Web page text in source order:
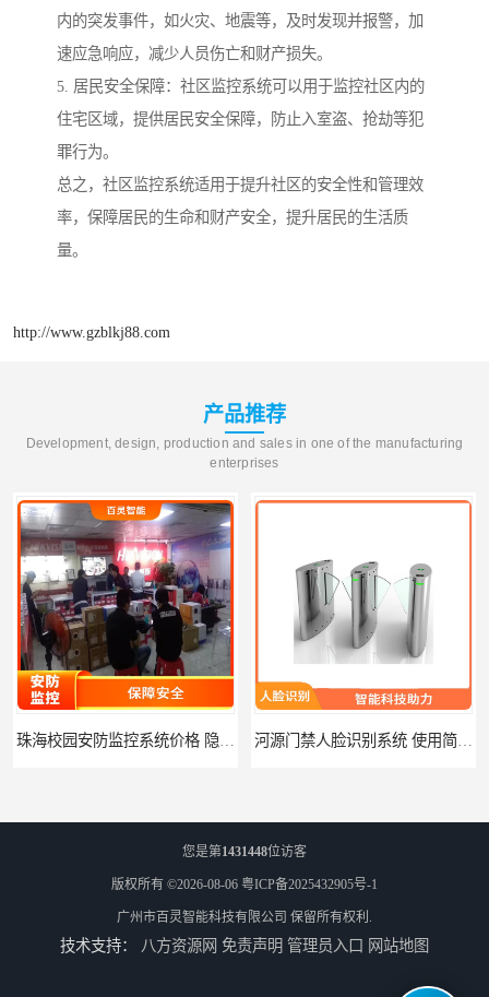
内的突发事件，如火灾、地震等，及时发现并报警，加
速应急响应，减少人员伤亡和财产损失。
5. 居民安全保障：社区监控系统可以用于监控社区内的
住宅区域，提供居民安全保障，防止入室盗、抢劫等犯
罪行为。
总之，社区监控系统适用于提升社区的安全性和管理效
率，保障居民的生命和财产安全，提升居民的生活质
量。
http://www.gzblkj88.com
产品推荐
Development, design, production and sales in one of the manufacturing
enterprises
珠海校园安防监控系统价格 隐私保护 能够长时间稳定运行 河源门禁人脸识别系统 使用简单方便 无需人工干预
您是第1431448位访客
版权所有 ©2026-08-06 粤ICP备2025432905号-1
广州市百灵智能科技有限公司 保留所有权利.
技术支持： 八方资源网 免责声明 管理员入口 网站地图